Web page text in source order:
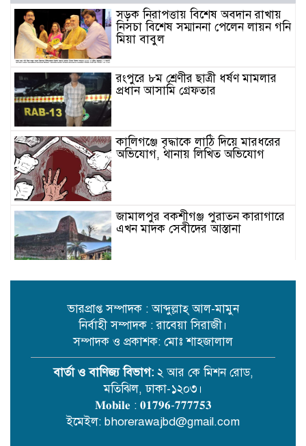
সড়ক নিরাপত্তায় বিশেষ অবদান রাখায়
নিসচা বিশেষ সম্মাননা পেলেন লায়ন গনি
মিয়া বাবুল
রংপুরে ৮ম শ্রেণীর ছাত্রী ধর্ষণ মামলার
প্রধান আসামি গ্রেফতার
কালিগঞ্জে বৃদ্ধাকে লাঠি দিয়ে মারধরের
অভিযোগ, থানায় লিখিত অভিযোগ
জামালপুর বকশীগঞ্জ পুরাতন কারাগারে
এখন মাদক সেবীদের আস্তানা
রেলওয়ের অবহেলায় ভোগান্তি ও ঝুঁকিতে
দুর্ভোগ
কবিতা /ছোট গল্প/ এম এম মিজান
বিদেশি ফলে দিনাজপুরের যুবক কামাল
ভারপ্রাপ্ত সম্পাদক : আব্দুল্লাহ্ আল-মামুন
নির্বাহী সম্পাদক : রাবেয়া সিরাজী।
সম্পাদক ও প্রকাশক: মোঃ শাহজালাল
বার্তা ও বাণিজ্য বিভাগ: ২ আর কে মিশন রোড,
মতিঝিল, ঢাকা-১২০৩।
𝐌𝐨𝐛𝐢𝐥𝐞 : 𝟎𝟏𝟕𝟗𝟔-𝟕𝟕𝟕𝟕𝟓𝟑
ইমেইল: bhorerawajbd@gmail.com